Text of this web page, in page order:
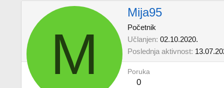
M
Mija95
Početnik
Učlanjen 02.10.2020.
Poslednja aktivnost
Poruka
0